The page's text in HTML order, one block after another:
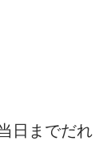
日までだれ